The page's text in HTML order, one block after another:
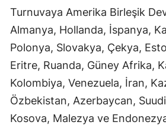
Turnuvaya Amerika Birleşik
Almanya, Hollanda, İspanya,
Polonya, Slovakya, Çekya,
Eritre, Ruanda, Güney Afrika,
Kolombiya, Venezuela, İran,
Özbekistan, Azerbaycan,
Kosova, Malezya ve